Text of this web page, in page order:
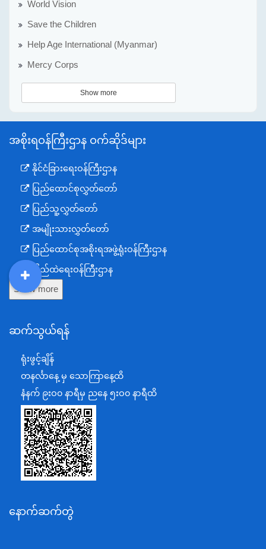
World Vision
Save the Children
Help Age International (Myanmar)
Mercy Corps
Show more
အစိုးရဝန်ကြီးဌာန ဝက်ဆိုဒ်များ
နိုင်ငံခြားရေးဝန်ကြီးဌာန
ပြည်ထောင်စုလွှတ်တော်
ပြည်သူ့လွှတ်တော်
အမျိုးသားလွှတ်တော်
ပြည်ထောင်စုအစိုးရအဖွဲ့ရုံးဝန်ကြီးဌာန
ပြည်ထဲရေးဝန်ကြီးဌာန
ကာကွယ်ရေးဝန်ကြီးဌာန
စီမံကိန်း၊ဘဏ္ဍာရေးနှင့်စက်မှုဝန်ကြီးဌာန
အပြည်ပြည်ဆိုင်ရာပူးပေါင်းဆောင်ရွက်ရေးဝန်ကြီးဌာန
ပြန်ကြားရေးဝန်ကြီးဌာန
သာသနာရေးနှင့် ယဉ်ကျေးမှုဝန်ကြီးဌာန
စိုက်ပျိုးရေး၊မွေးမြူရေးနှင့်ဆည်မြောင်းဝန်ကြီးဌာန
ပို့ဆောင်ရေးနှင့်ဆက်သွယ်ရေးဝန်ကြီးဌာန
သယံဇာတနှင့်ပတ်ဝန်းကျင်ထိန်းသိမ်းရေးဝန်ကြီးဌာန
အလုပ်သမား၊လူဝင်မှုကြီးကြပ်ရေးနှင့်ပြည်သူ့အင်အား
Show more
ဆက်သွယ်ရန်
ရုံးဖွင့်ချိန်
တနင်္လာနေ့ မှ သောကြာနေ့ထိ
နံနက် ၉းဝ၀ နာရီမှ ညနေ ၅းဝ၀ နာရီထိ
နောက်ဆက်တွဲ
DDM